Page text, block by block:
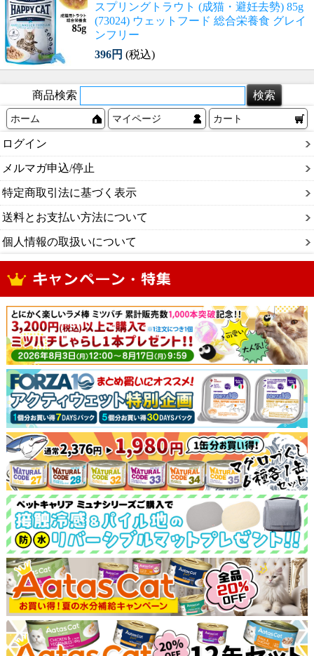
スプリングトラウト (成猫・避妊去勢) 85g
(73024) ウェットフード 総合栄養食 グレイ
ンフリー
396円 (税込)
商品検索
ホーム マイページ カート
ログイン
メルマガ申込/停止
特定商取引法に基づく表示
送料とお支払い方法について
個人情報の取扱いについて